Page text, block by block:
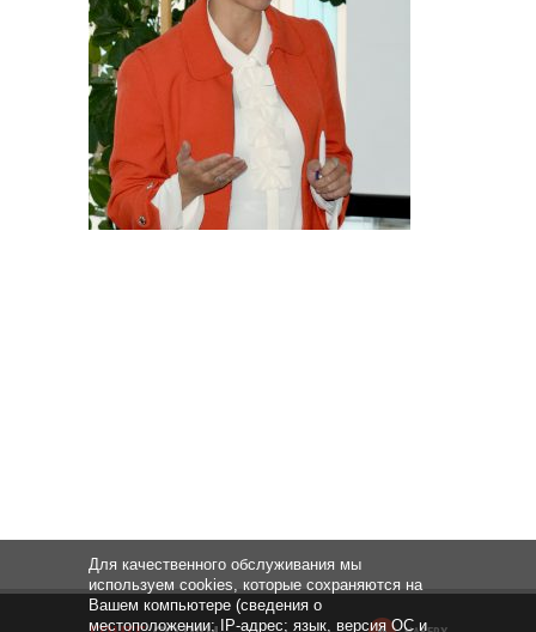
Для качественного обслуживания мы
используем cookies, которые сохраняются на
Вашем компьютере (сведения о
местоположении; IP-адрес; язык, версия ОС и